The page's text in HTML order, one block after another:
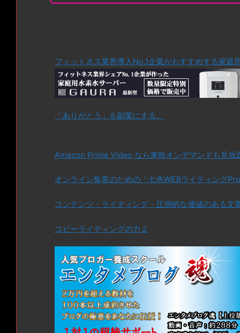
フィットネス業界導入No.1企業がおすすめする家庭
「ありがとう」を副業にする。
Amazon Prime Video なら東映オンデマンドも見放
オンライン集客のための「七色WEBライティングPro
コンテンツ・ライティング - 圧倒的な価値のある文
コピーライティングの力２